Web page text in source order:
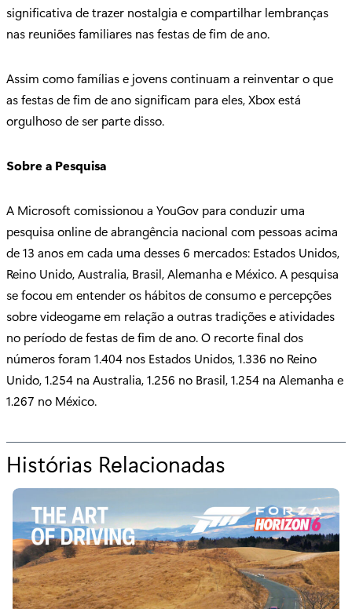
significativa de trazer nostalgia e compartilhar lembranças
nas reuniões familiares nas festas de fim de ano.
Assim como famílias e jovens continuam a reinventar o que
as festas de fim de ano significam para eles, Xbox está
orgulhoso de ser parte disso.
Sobre a Pesquisa
A Microsoft comissionou a YouGov para conduzir uma
pesquisa online de abrangência nacional com pessoas acima
de 13 anos em cada uma desses 6 mercados: Estados Unidos,
Reino Unido, Australia, Brasil, Alemanha e México. A pesquisa
se focou em entender os hábitos de consumo e percepções
sobre videogame em relação a outras tradições e atividades
no período de festas de fim de ano. O recorte final dos
números foram 1.404 nos Estados Unidos, 1.336 no Reino
Unido, 1.254 na Australia, 1.256 no Brasil, 1.254 na Alemanha e
1.267 no México.
Histórias Relacionadas
a
r
a
"